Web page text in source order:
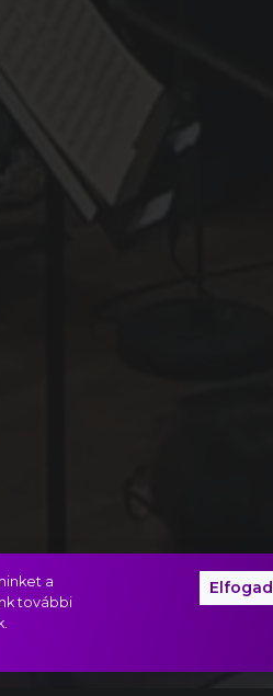
a
további